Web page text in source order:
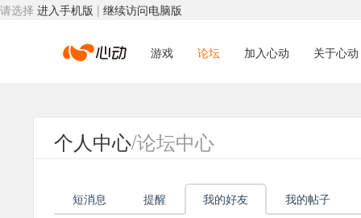
请选择 进入手机版 | 继续访问电脑版
心
动
游戏 论坛 加入心动 关于心动
个人中心/论坛中心
短消息 提醒 我的好友 我的帖子